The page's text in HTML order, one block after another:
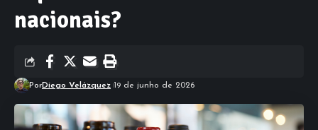
nacionais?
PorDiego Velázquez 19 de junho de 2026